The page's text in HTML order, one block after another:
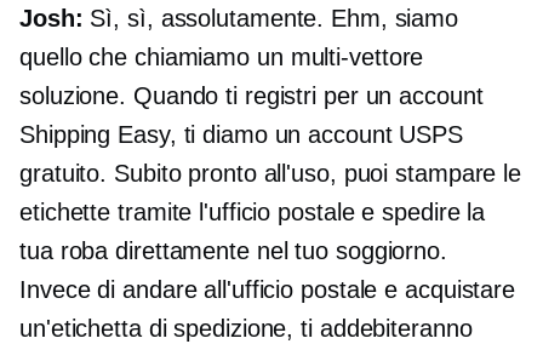
Josh: Sì, sì, assolutamente. Ehm, siamo
quello che chiamiamo un multi-vettore
soluzione. Quando ti registri per un account
Shipping Easy, ti diamo un account USPS
gratuito. Subito pronto all'uso, puoi stampare le
etichette tramite l'ufficio postale e spedire la
tua roba direttamente nel tuo soggiorno.
Invece di andare all'ufficio postale e acquistare
un'etichetta di spedizione, ti addebiteranno